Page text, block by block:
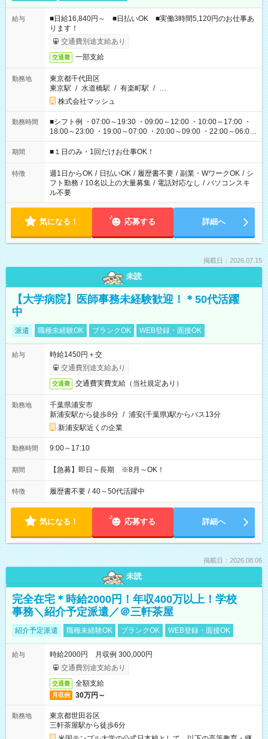
給与
■日給16,840円～ ■日払いOK ■実働3時間5,120円のお仕事あ
ります！
交通費別途支給あり
交通費 一部支給
勤務地
東京都千代田区
東京駅 / 水道橋駅 / 有楽町駅 / …
株式会社マッシュ
勤務時間
■シフト例 ・07:00～19:30 ・09:00～12:00 ・10:00～17:00 ・
18:00～23:00 ・19:00～07:00 ・20:00～09:00 ・22:00～06:00
etc ★最短で3時間で5,120円のお仕事から 15時間で2万円近く稼
げるお仕事も！ ご希望のお時間に合わせてご紹介！ ※シフトは
ください！
期間 ■１日のみ・1回だけお仕事OK！
特徴 週1日からOK / 日払いOK / 履歴書不要 / 副業・WワークOK / シ
フト勤務 / 10名以上の大量募集 / 電話対応なし / パソコンスキ
ル不要
気になる！ 応募する 詳細へ
掲載日：2026.07.15
未読
【大学病院】医師事務未経験歓迎！＊50代活躍
中
派遣 職種未経験OK ブランクOK WEB登録・面接OK
給与
時給1450円＋交
交通費別途支給あり
交通費 交通費実費支給（当社規定あり）
勤務地
千葉県浦安市
新浦安駅から徒歩8分 / 浦安(千葉県)駅からバス13分
新浦安駅近くの企業
勤務時間 9:00～17:10
期間 【急募】即日～長期 ※8月～OK！
特徴 履歴書不要 / 40～50代活躍中
気になる！ 応募する 詳細へ
掲載日：2026.08.06
未読
完全在宅＊時給2000円！年収400万以上！学校
事務＼紹介予定派遣／＠三軒茶屋
紹介予定派遣 職種未経験OK ブランクOK WEB登録・面接OK
給与
時給2000円 月収例 300,000円
交通費別途支給あり
交通費 全額支給
月収例 30万円～
勤務地
東京都世田谷区
三軒茶屋駅から徒歩6分